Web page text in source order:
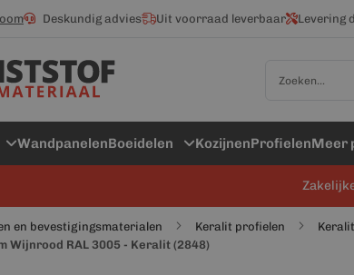
Deskundig advies Uit voorraad leverbaar Levering
WandpanelenBoeidelen KozijnenProfielenMeer
en bevestigingsmaterialen Keralit profielen
Wijnrood RAL 3005 - Keralit (2848)